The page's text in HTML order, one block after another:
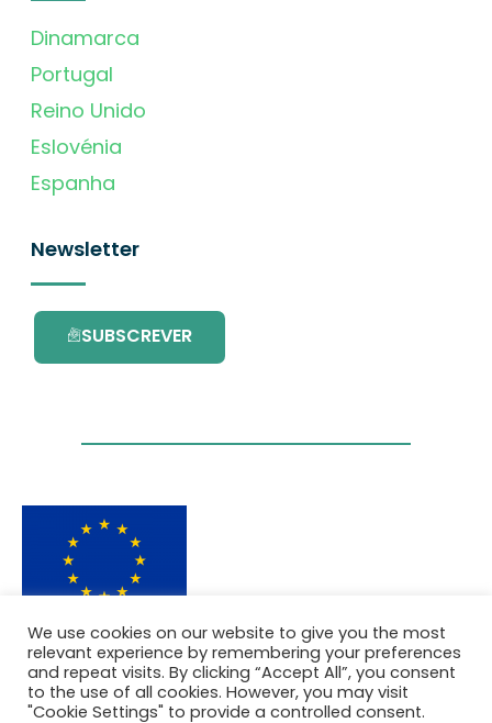
Dinamarca
Portugal
Reino Unido
Eslovénia
Espanha
Newsletter
SUBSCREVER
Este projecto é financiado pelo Programa de
Investigação e Inovação da União Europeia
Horizonte 2020 com o contrato Nº. 101036418.
We use cookies on our website to give you the most
relevant experience by remembering your preferences
and repeat visits. By clicking “Accept All”, you consent
to the use of all cookies. However, you may visit
"Cookie Settings" to provide a controlled consent.